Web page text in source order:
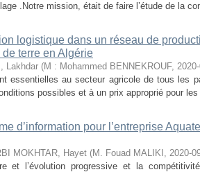
.Notre mission, était de faire l’étude de la
logistique dans un réseau de
terre en Algérie
Lakhdar (M : Mohammed BENNEKROUF,
essentielles au secteur agricole de tous les
possibles et à un prix approprié pour
d’information pour l’entreprise
MOKHTAR, Hayet (M. Fouad MALIKI , 2020-
et l’évolution progressive et la